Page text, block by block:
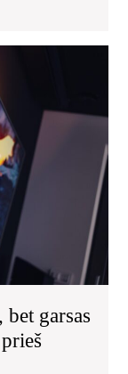
bet garsas